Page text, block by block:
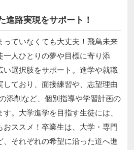
進路実現をサポート！
っていなくても大丈夫！飛鳥未来
一人ひとりの夢や目標に寄り添
い選択肢をサポート。進学や就職
しており、面接練習や、志望理由
添削など、個別指導や学習計画の
。大学進学を目指す生徒には、
おススメ！卒業生は、大学・専門
、それぞれの希望に沿った道へ進